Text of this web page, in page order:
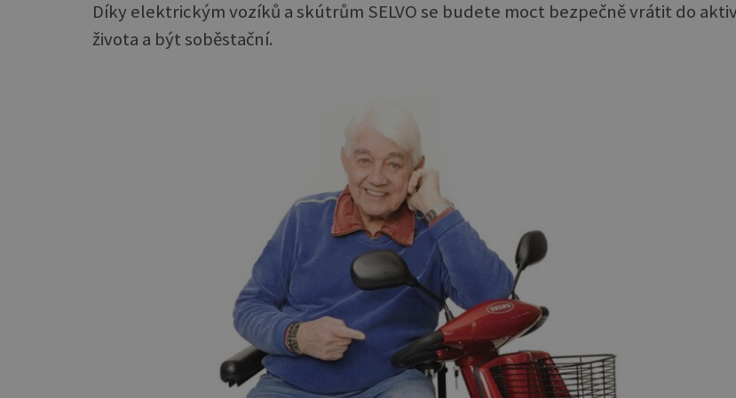
Díky elektrickým vozíků a skútrům SELVO se budete moct bezpečně vrátit do
života a být soběstační.